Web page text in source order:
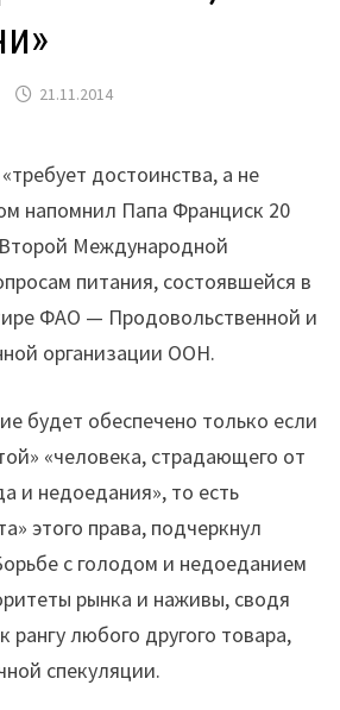
21.11.2014
достоинства, а не
напомнил Папа Франциск 20
Международной
питания, состоявшейся в
ФАО — Продовольственной и
организации ООН.
будет обеспечено только если
«человека, страдающего от
и недоедания», то есть
этого права, подчеркнул
с голодом и недоеданием
рынка и наживы, сводя
рангу любого другого товара,
спекуляции.